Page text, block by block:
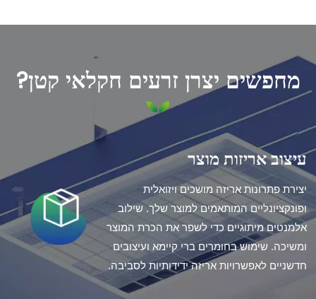
מחפשים יצרן זרעים חקלאי קטן?
עיצוב אריזות מוצר
יצירת פתרונות אריזה מושכים ויזואלית
ופונקציונלייםהמותאמים למוצר שלך. שילוב
אלמנטים מיתוגיים כדי לשפר את הכרת המוצר
ומשיכה. שימוש בחומרים ברי קיימא ועיצובים
חדשניים לאפשרויות אריזה ידידותיות לסביבה.